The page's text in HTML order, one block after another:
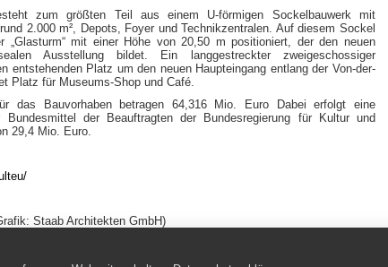
zum größten Teil aus einem U-förmigen Sockelbauwerk mit
2.000 m², Depots, Foyer und Technikzentralen. Auf diesem Sockel
„Glasturm“ mit einer Höhe von 20,50 m positioniert, der den neuen
Ausstellung bildet. Ein langgestreckter zweigeschossiger
entstehenden Platz um den neuen Haupteingang entlang der Von-der-
Platz für Museums-Shop und Café.
das Bauvorhaben betragen 64,316 Mio. Euro Dabei erfolgt eine
Bundesmittel der Beauftragten der Bundesregierung für Kultur und
29,4 Mio. Euro.
Staab Architekten GmbH)
Medienkommunikation GmbH Hopfenfeld 5 | 31311 D-Uetze-Dedenhausen